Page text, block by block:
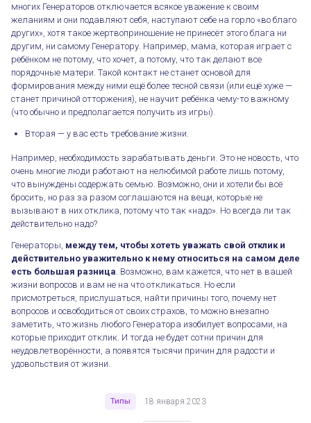
Причины неудовлетворённости Генератора
многих Генераторов отключается всякое уважение к своим
желаниям и они подавляют себя, наступают себе на горло «во благо
других», хотя такое жертвоприношение не принесёт этого блага ни
другим, ни самому Генератору. Например, мама, которая играет с
ребёнком не потому, что хочет, а потому, что так делают все
порядочные матери. Такой контакт не станет основой для
формирования между ними ещё более тесной связи (или ещё хуже —
станет причиной отторжения), не научит ребёнка чему-то важному
(что обычно и предполагается получить из игры).
Вторая — у вас есть требование жизни.
Например, необходимость зарабатывать деньги. Это не новость, что
очень многие люди работают на нелюбимой работе лишь потому,
что вынуждены содержать семью. Возможно, они и хотели бы всё
бросить, но раз за разом соглашаются на вещи, которые не
вызывают в них отклика, потому что так «надо». Но всегда ли так
действительно надо?
Генераторы, между тем, чтобы хотеть уважать свой отклик и
действительно уважительно к нему относиться на самом деле
есть большая разница . Возможно, вам кажется, что нет в вашей
жизни вопросов и вам не на что откликаться. Но если
присмотреться, прислушаться, найти причины того, почему нет
вопросов и освободиться от своих страхов, то можно внезапно
заметить, что жизнь любого Генератора изобилует вопросами, на
которые приходит отклик. И тогда не будет сотни причин для
неудовлетворённости, а появятся тысячи причин для радости и
удовольствия от жизни.
Типы 18 января 2023